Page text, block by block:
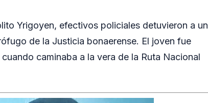
Yrigoyen, efectivos policiales detuvieron a un
de la Justicia bonaerense. El joven fue
caminaba a la vera de la Ruta Nacional